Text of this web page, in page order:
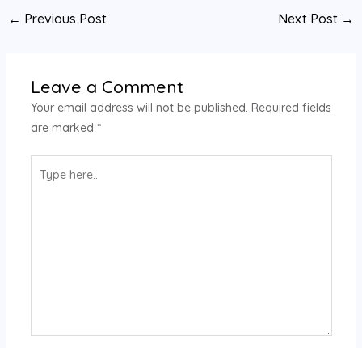
← Previous Post Next Post →
Leave a Comment
Your email address will not be published. Required fields
are marked *
here..